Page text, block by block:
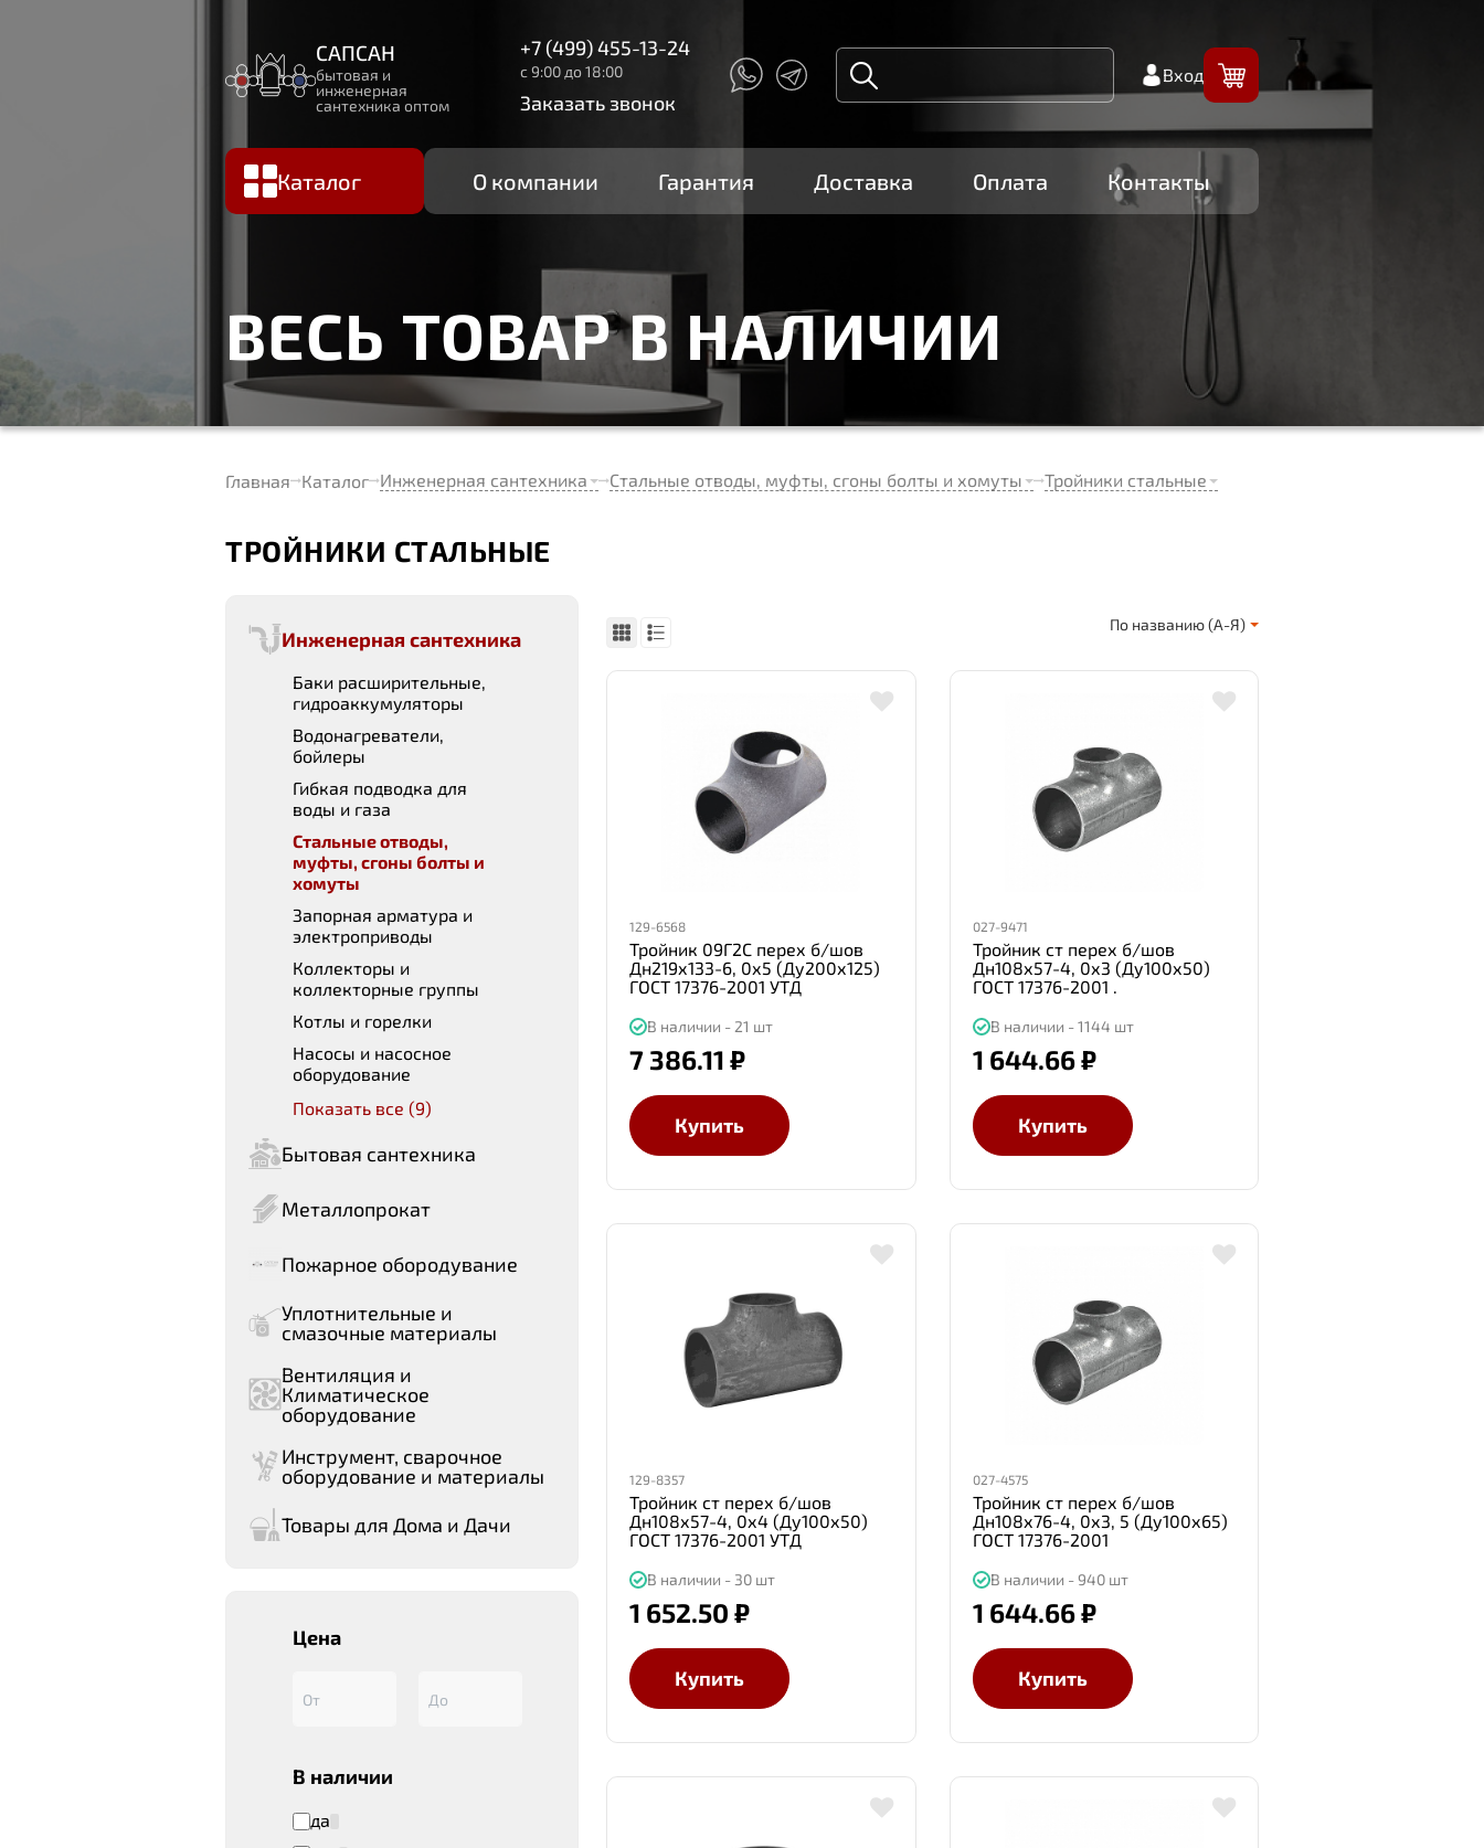
САПСАН
бытовая и
инженерная
сантехника оптом
+7 (499) 455-13-24
с 9:00 до 18:00
Заказать звонок
Вход
Каталог О компании Гарантия Доставка Оплата Контакты
ВЕСЬ ТОВАР В НАЛИЧИИ
Главная Каталог Инженерная сантехника Стальные отводы, муфты, сгоны болты и хомуты Тройники стальные
ТРОЙНИКИ СТАЛЬНЫЕ
Инженерная сантехника
Баки расширительные,
гидроаккумуляторы
Водонагреватели,
бойлеры
Гибкая подводка для
воды и газа
Стальные отводы,
муфты, сгоны болты и
хомуты
Запорная арматура и
электроприводы
Коллекторы и
коллекторные группы
Котлы и горелки
Насосы и насосное
оборудование
Показать все (9)
Бытовая сантехника
Металлопрокат
Пожарное обородувание
Уплотнительные и
смазочные материалы
Вентиляция и
Климатическое
оборудование
Инструмент, сварочное
оборудование и материалы
Товары для Дома и Дачи
Цена
В наличии
да
По названию (А-Я)
129-6568
Тройник 09Г2С перех б/шов
Дн219х133-6, 0х5 (Ду200х125)
ГОСТ 17376-2001 УТД
В наличии - 21 шт
7 386.11 ₽
Купить
027-9471
Тройник ст перех б/шов
Дн108х57-4, 0х3 (Ду100х50)
ГОСТ 17376-2001 .
В наличии - 1144 шт
1 644.66 ₽
Купить
129-8357
Тройник ст перех б/шов
Дн108х57-4, 0х4 (Ду100х50)
ГОСТ 17376-2001 УТД
В наличии - 30 шт
1 652.50 ₽
Купить
027-4575
Тройник ст перех б/шов
Дн108х76-4, 0х3, 5 (Ду100х65)
ГОСТ 17376-2001
В наличии - 940 шт
1 644.66 ₽
Купить